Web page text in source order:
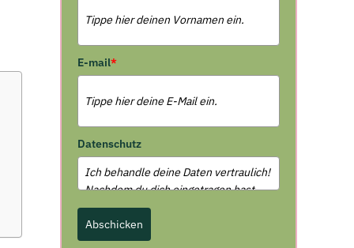
E-mail*
Datenschutz
Abschicken